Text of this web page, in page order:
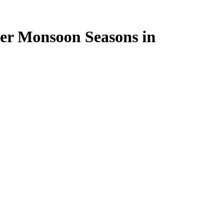
Monsoon Seasons in